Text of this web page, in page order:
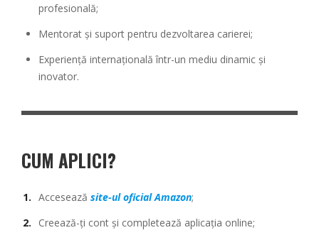
profesională;
Mentorat și suport pentru dezvoltarea carierei;
Experiență internațională într-un mediu dinamic și
inovator.
CUM APLICI?
Accesează site-ul oficial Amazon;
Creează-ți cont și completează aplicația online;